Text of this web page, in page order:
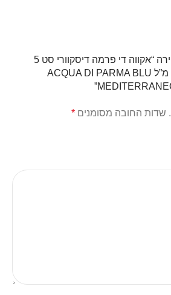
היה הראשון לכתוב סקירה “אקווה די פרמה דיסקוורי סט 5
בשמים אדט בגודל 12 מ”ל ACQUA DI PARMA BLU
שדות החובה מסומנים *